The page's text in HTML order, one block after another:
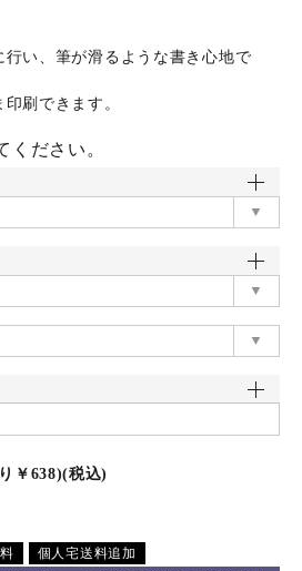
行い、筆が滑るような書き心地で
刷できます。
ください。
￥638)(税込)
個人宅送料追加